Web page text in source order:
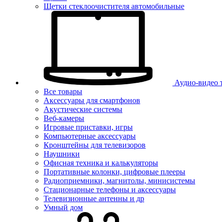
Щетки стеклоочистителя автомобильные
Аудио-видео
Все товары
Аксессуары для смартфонов
Акустические системы
Веб-камеры
Игровые приставки, игры
Компьютерные аксессуары
Кронштейны для телевизоров
Наушники
Офисная техника и калькуляторы
Портативные колонки, цифровые плееры
Радиоприемники, магнитолы, минисистемы
Стационарные телефоны и аксессуары
Телевизионные антенны и др
Умный дом